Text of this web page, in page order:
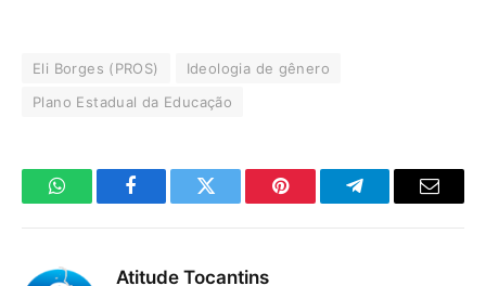
Eli Borges (PROS)
Ideologia de gênero
Plano Estadual da Educação
WhatsAppFacebookTwitter Pinterest TelegramaE-
Atitude Tocantins